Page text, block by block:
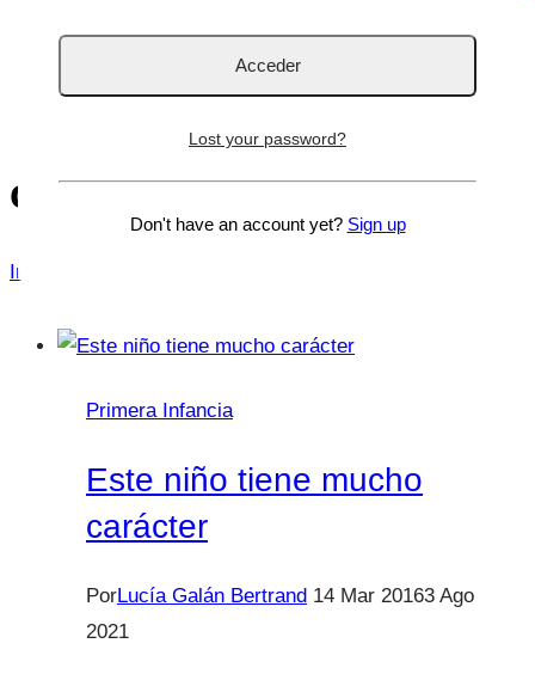
carácter
Inicio
Primera Infancia
Este niño tiene mucho
carácter
PorLucía Galán Bertrand 14 Mar 20163 Ago
2021
Lost your password?
Don't have an account yet? Sign up